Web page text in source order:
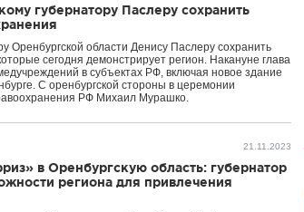
губернатору Паслеру сохранить
Оренбургской области Денису Паслеру сохранить
сегодня демонстрирует регион. Накануне глава
в субъектах РФ, включая новое здание
С оренбургской стороны в церемонии
РФ Михаил Мурашко.
21.11.2023
в Оренбургскую область: губернатор
региона для привлечения